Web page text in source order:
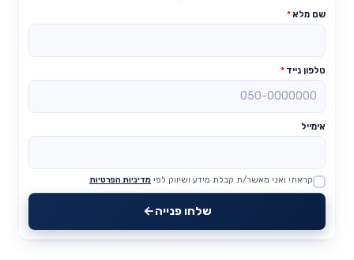
שם מלא*
טלפון נייד *
אימייל
Website
קראתי ואני מאשר/ת קבלת מידע ושיווק לפי מדיניות הפרטיות
שלחו פנייה